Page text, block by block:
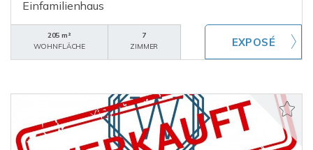
Einfamilienhaus
205 m²
WOHNFLÄCHE
7
ZIMMER